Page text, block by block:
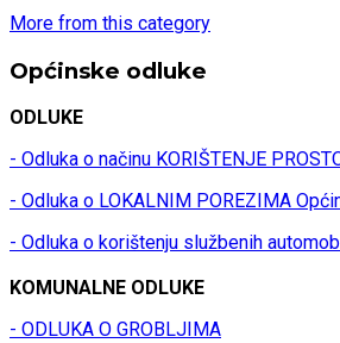
More from this category
Općinske odluke
ODLUKE
- Odluka o načinu KORIŠTENJE
- Odluka o LOKALNIM POREZIMA
- Odluka o korištenju službenih
KOMUNALNE ODLUKE
- ODLUKA O GROBLJIMA